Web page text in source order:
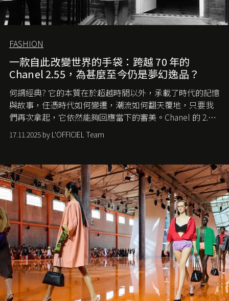
FASHION
一款自此改變世界的手袋：跨越 70 年的
Chanel 2.55，為甚麼至今仍是夢幻逸品？
何謂經典? 它的本質在於超越時間以外，承載了時代的記憶
與故事，任憑時代如何變遷，潮流如何翻天覆地，只要我
們再次拿起，它依然能夠回應當下的審美。Chanel 的 2.55
手袋更是這樣存在，自問世至今，一直有着舉足輕重的地
位。如果說每個女生的第一個夢想手袋是 Chanel，那 2.55
愛它的雋永與優雅。那麼這個手袋是怎麼誕生的呢？又為
甚麼取名叫 2.55 ？今天就由《L'Officiel HK》帶你穿越流金
歲月，回顧 2.55 的誕生故事。
17.11.2025 by L'OFFICIEL Team